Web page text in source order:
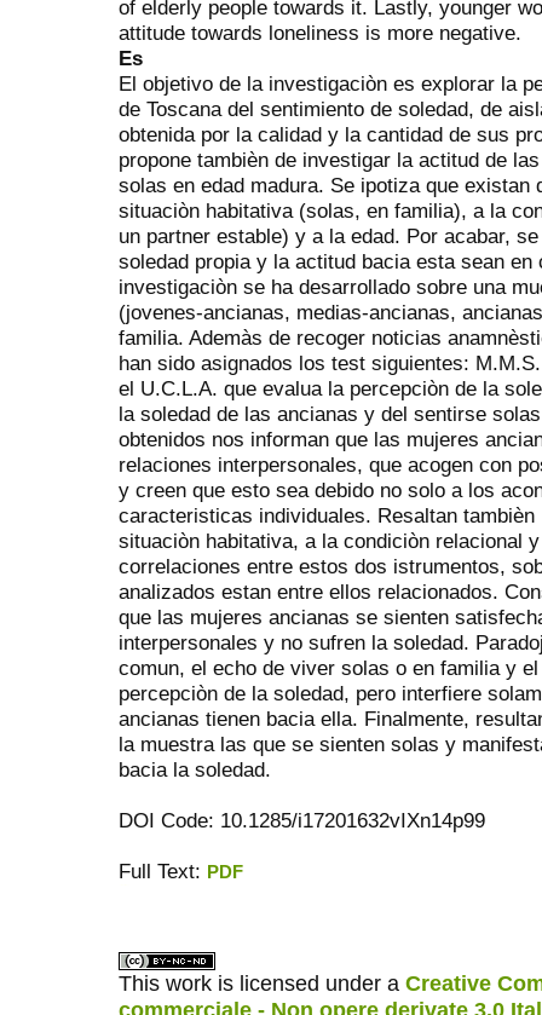
of elderly people towards it. Lastly, younger
attitude towards loneliness is more negative.
Es
El objetivo de la investigaciòn es explorar la
de Toscana del sentimiento de soledad, de
obtenida por la calidad y la cantidad de sus
propone tambièn de investigar la actitud de
solas en edad madura. Se ipotiza que existan
situaciòn habitativa (solas, en familia), a la
un partner estable) y a la edad. Por acabar,
soledad propia y la actitud bacia esta sean
investigaciòn se ha desarrollado sobre una
(jovenes-ancianas, medias-ancianas,
familia. Ademàs de recoger noticias
han sido asignados los test siguientes:
el U.C.L.A. que evalua la percepciòn de la
la soledad de las ancianas y del sentirse
obtenidos nos informan que las mujeres
relaciones interpersonales, que acogen con
y creen que esto sea debido no solo a los
caracteristicas individuales. Resaltan
situaciòn habitativa, a la condiciòn relacional
correlaciones entre estos dos istrumentos,
analizados estan entre ellos relacionados.
que las mujeres ancianas se sienten
interpersonales y no sufren la soledad.
comun, el echo de viver solas o en familia y
percepciòn de la soledad, pero interfiere
ancianas tienen bacia ella. Finalmente,
la muestra las que se sienten solas y
bacia la soledad.
DOI Code: 10.1285/i17201632vIXn14p99
Full Text: PDF
This work is licensed under a Creative
commerciale - Non opere derivate 3.0